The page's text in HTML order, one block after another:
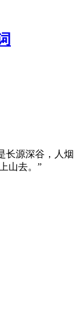
长源深谷，人烟
山去。”